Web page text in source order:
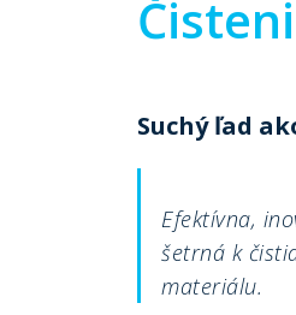
Suchý ľad
Efektívna,
šetrná k
materiálu.